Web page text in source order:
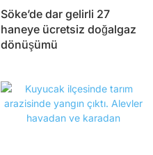
Söke’de dar gelirli 27
haneye ücretsiz doğalgaz
dönüşümü